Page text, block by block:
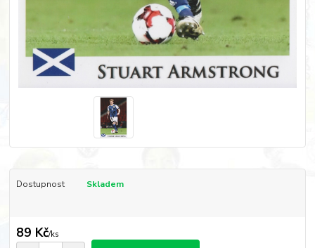
Dostupnost Skladem
89 Kč/ks